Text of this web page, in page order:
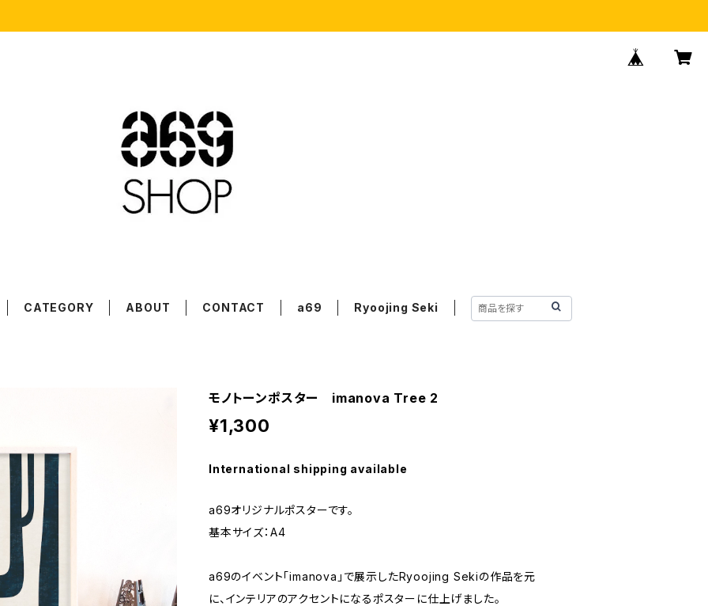
CATEGORY ABOUT CONTACT a69 Ryoojing Seki
モノトーンポスター imanova Tree 2
¥1,300
International shipping available
a69オリジナルポスターです。
基本サイズ：A4
a69のイベント「imanova」で展示したRyoojing Sekiの作品を元
に、インテリアのアクセントになるポスターに仕上げました。